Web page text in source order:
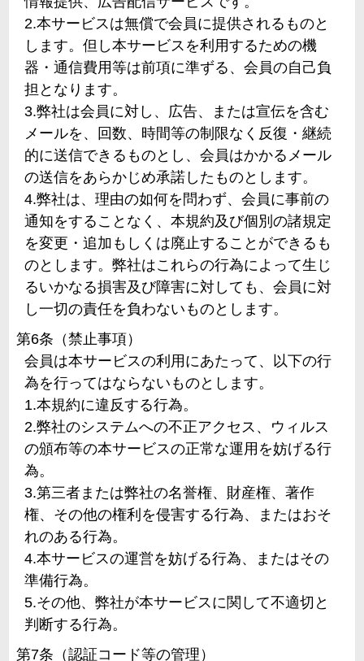
2.本サービスは無償で会員に提供されるものと
します。但し本サービスを利用するための機
器・通信費用等は前項に準ずる、会員の自己負
担となります。
3.弊社は会員に対し、広告、または宣伝を含む
メールを、回数、時間等の制限なく反復・継続
的に送信できるものとし、会員はかかるメール
の送信をあらかじめ承諾したものとします。
4.弊社は、理由の如何を問わず、会員に事前の
通知をすることなく、本規約及び個別の諸規定
を変更・追加もしくは廃止することができるも
のとします。弊社はこれらの行為によって生じ
るいかなる損害及び障害に対しても、会員に対
し一切の責任を負わないものとします。
第6条（禁止事項）
会員は本サービスの利用にあたって、以下の行
為を行ってはならないものとします。
1.本規約に違反する行為。
2.弊社のシステムへの不正アクセス、ウィルス
の頒布等の本サービスの正常な運用を妨げる行
為。
3.第三者または弊社の名誉権、財産権、著作
権、その他の権利を侵害する行為、またはおそ
れのある行為。
4.本サービスの運営を妨げる行為、またはその
準備行為。
5.その他、弊社が本サービスに関して不適切と
判断する行為。
第7条（認証コード等の管理）